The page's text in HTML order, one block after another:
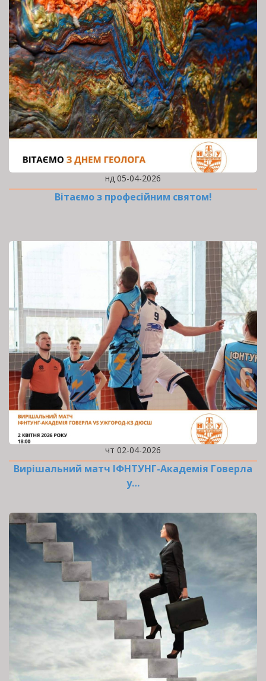
нд 05-04-2026
Вітаємо з професійним святом!
чт 02-04-2026
Вирішальний матч ІФНТУНГ-Академія Говерла
у…